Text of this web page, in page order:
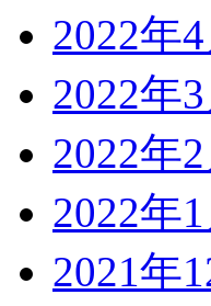
2022年4
2022年3
2022年2
2022年1
2021年